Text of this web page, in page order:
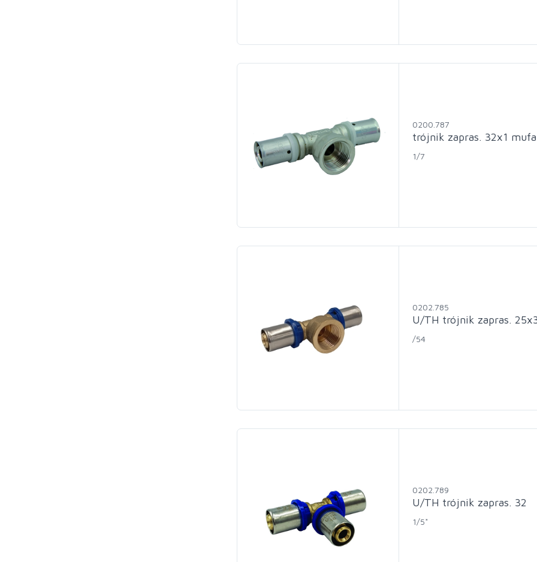
0200.787
trójnik zapras. 32x1 mufa
1/7
0202.785
U/TH trójnik zapras.
/54
0202.789
U/TH trójnik zapras. 32
1/5*